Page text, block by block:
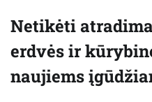
Netikėti
erdvės ir
naujiems